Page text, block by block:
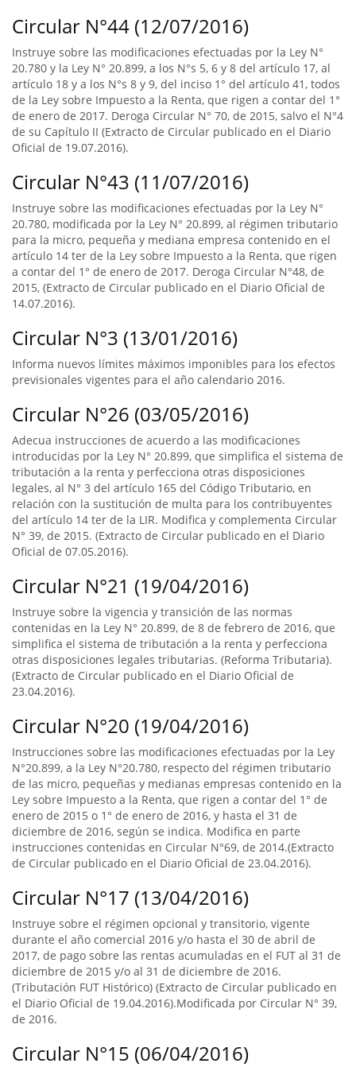
Circular N°44 (12/07/2016)
Instruye sobre las modificaciones efectuadas por la Ley N°
20.780 y la Ley N° 20.899, a los N°s 5, 6 y 8 del artículo 17, al
artículo 18 y a los N°s 8 y 9, del inciso 1° del artículo 41, todos
de la Ley sobre Impuesto a la Renta, que rigen a contar del 1°
de enero de 2017. Deroga Circular N° 70, de 2015, salvo el N°4
de su Capítulo II (Extracto de Circular publicado en el Diario
Oficial de 19.07.2016).
Circular N°43 (11/07/2016)
Instruye sobre las modificaciones efectuadas por la Ley N°
20.780, modificada por la Ley N° 20.899, al régimen tributario
para la micro, pequeña y mediana empresa contenido en el
artículo 14 ter de la Ley sobre Impuesto a la Renta, que rigen
a contar del 1° de enero de 2017. Deroga Circular N°48, de
2015, (Extracto de Circular publicado en el Diario Oficial de
14.07.2016).
Circular N°3 (13/01/2016)
Informa nuevos límites máximos imponibles para los efectos
previsionales vigentes para el año calendario 2016.
Circular N°26 (03/05/2016)
Adecua instrucciones de acuerdo a las modificaciones
introducidas por la Ley N° 20.899, que simplifica el sistema de
tributación a la renta y perfecciona otras disposiciones
legales, al N° 3 del artículo 165 del Código Tributario, en
relación con la sustitución de multa para los contribuyentes
del artículo 14 ter de la LIR. Modifica y complementa Circular
N° 39, de 2015. (Extracto de Circular publicado en el Diario
Oficial de 07.05.2016).
Circular N°21 (19/04/2016)
Instruye sobre la vigencia y transición de las normas
contenidas en la Ley N° 20.899, de 8 de febrero de 2016, que
simplifica el sistema de tributación a la renta y perfecciona
otras disposiciones legales tributarias. (Reforma Tributaria).
(Extracto de Circular publicado en el Diario Oficial de
23.04.2016).
Circular N°20 (19/04/2016)
Instrucciones sobre las modificaciones efectuadas por la Ley
N°20.899, a la Ley N°20.780, respecto del régimen tributario
de las micro, pequeñas y medianas empresas contenido en la
Ley sobre Impuesto a la Renta, que rigen a contar del 1° de
enero de 2015 o 1° de enero de 2016, y hasta el 31 de
diciembre de 2016, según se indica. Modifica en parte
instrucciones contenidas en Circular N°69, de 2014.(Extracto
de Circular publicado en el Diario Oficial de 23.04.2016).
Circular N°17 (13/04/2016)
Instruye sobre el régimen opcional y transitorio, vigente
durante el año comercial 2016 y/o hasta el 30 de abril de
2017, de pago sobre las rentas acumuladas en el FUT al 31 de
diciembre de 2015 y/o al 31 de diciembre de 2016.
(Tributación FUT Histórico) (Extracto de Circular publicado en
el Diario Oficial de 19.04.2016).Modificada por Circular N° 39,
de 2016.
Circular N°15 (06/04/2016)